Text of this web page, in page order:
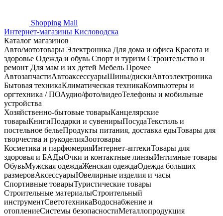
Shopping Mall
Интернет-магазины Кисловодска
Каталог магазинов
Авто/мототовары Электроника Для дома и офиса Красота и
здоровье Одежда и обувь Спорт и туризм Строительство и
ремонт Для мам и их детей Мебель Прочее
АвтозапчастиАвтоаксессуарыШины/дискиАвтоэлектроника
Бытовая техникаКлиматическая техникаКомпьютеры и
оргтехника / ПОАудио/фото/видеоТелефоны и мобильные
устройства
Хозяйственно-бытовые товарыКанцелярские
товарыКнигиПодарки и сувенирыПосудаТекстиль и
постельное бельеПродукты питания, доставка едыТовары для
творчества и рукоделияЗоотовары
Косметика и парфюмерияИнтернет-аптекиТовары для
здоровья и БАДыОчки и контактные линзыИнтимные товары
ОбувьМужская одеждаЖенская одеждаОдежда больших
размеровАксессуарыЮвелирные изделия и часы
Спортивные товарыТуристические товары
Строительные материалыСтроительный
инструментСветотехникаВодоснабжение и
отоплениеСистемы безопасностиМеталлопродукция